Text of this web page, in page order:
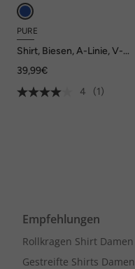
PURE
Shirt, Biesen, A-Linie, V-
Biobaumwolle
39,99€
4
(1)
Empfehlungen
Rollkragen Shirt Damen
Gestreifte Shirts Damen